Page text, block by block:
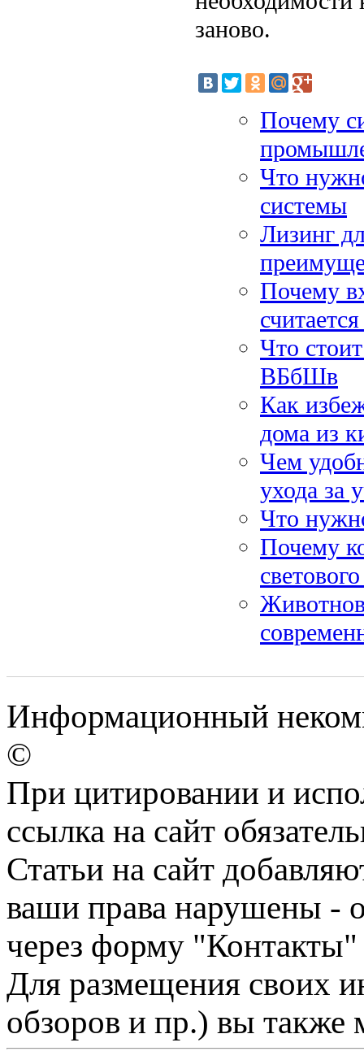
заново.
Почему
Что
системы
Лизинг
Почему
Что
ВБбШв
Как
дома из
Чем
ухода за
Что
Почему
Информационный
©
При цитировании и
ссылка на сайт
Статьи на сайт
ваши права нарушены -
через форму "Контакты"
Для размещения своих
обзоров и пр.) вы также